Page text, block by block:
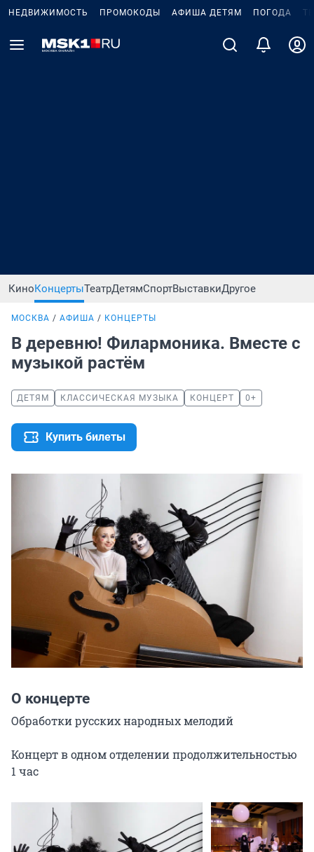
НЕДВИЖИМОСТЬ ПРОМОКОДЫ АФИША ДЕТЯМ ПОГОДА
КиноКонцертыТеатрДетямСпортВыставкиДругое
МОСКВА АФИША КОНЦЕРТЫ
В деревню! Филармоника. Вместе с
музыкой растём
ДЕТЯМ КЛАССИЧЕСКАЯ МУЗЫКА КОНЦЕРТ 0+
Купить билеты
О концерте
Обработки русских народных мелодий
Концерт в одном отделении продолжительностью
1 час